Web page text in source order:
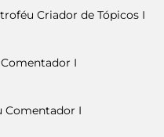
Criador de Tópicos I
I
Comentador I